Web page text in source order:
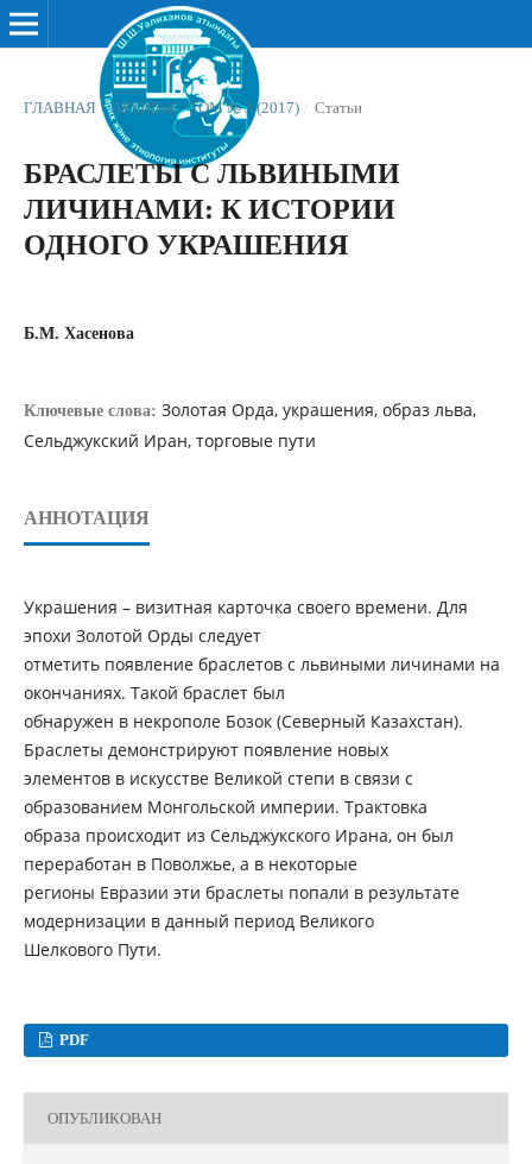
ГЛАВНАЯ / АРХИВЫ / ТОМ № 3 (2017) / Статьи
БРАСЛЕТЫ С ЛЬВИНЫМИ
ЛИЧИНАМИ: К ИСТОРИИ
ОДНОГО УКРАШЕНИЯ
Б.М. Хасенова
Ключевые слова: Золотая Орда, украшения, образ льва,
Сельджукский Иран, торговые пути
АННОТАЦИЯ
Украшения – визитная карточка своего времени. Для
эпохи Золотой Орды следует
отметить появление браслетов с львиными личинами на
окончаниях. Такой браслет был
обнаружен в некрополе Бозок (Северный Казахстан).
Браслеты демонстрируют появление новых
элементов в искусстве Великой степи в связи с
образованием Монгольской империи. Трактовка
образа происходит из Сельджукского Ирана, он был
переработан в Поволжье, а в некоторые
регионы Евразии эти браслеты попали в результате
модернизации в данный период Великого
Шелкового Пути.
PDF
ОПУБЛИКОВАН